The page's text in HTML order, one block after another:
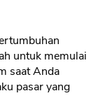
untuk memulai
saat Anda
pasar yang